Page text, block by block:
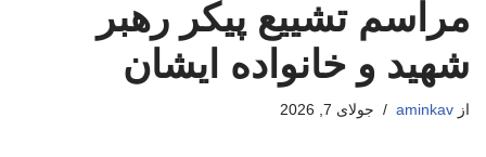
مراسم تشییع پیکر رهبر
شهید و خانواده ایشان
از aminkav جولای 7, 2026